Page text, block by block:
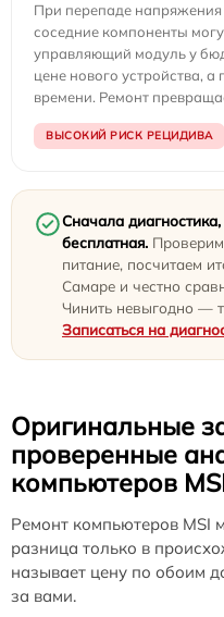
При перепаде напряжения
соседние компоненты
управляющий модуль у
цене нового устройства,
времени. Ремонт
ВЫСОКИЙ РИСК РЕЦИДИВА
Сначала
бесплатная. Проверим
питание, посчитаем
Самаре и честно
Чинить невыгодно —
Записаться на
Оригинальные
проверенные
компьютеров
Ремонт компьютеров MSI
разница только в
называет цену по обоим
за вами.